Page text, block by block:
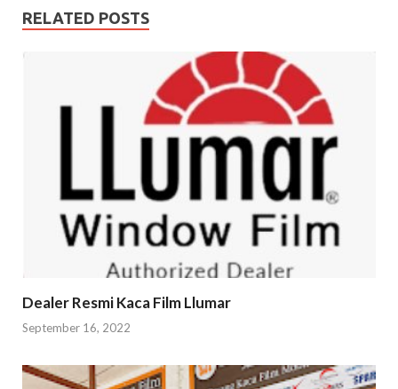
RELATED POSTS
Dealer Resmi Kaca Film Llumar
September 16, 2022